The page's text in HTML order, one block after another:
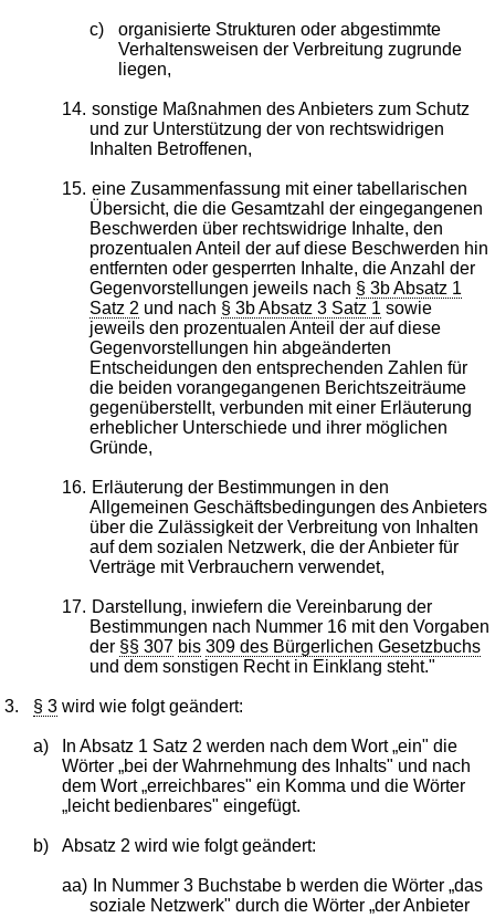
c)
organisierte Strukturen oder abgestimmte
Verhaltensweisen der Verbreitung zugrunde
liegen,
14. sonstige Maßnahmen des Anbieters zum Schutz
und zur Unterstützung der von rechtswidrigen
Inhalten Betroffenen,
15. eine Zusammenfassung mit einer tabellarischen
Übersicht, die die Gesamtzahl der eingegangenen
Beschwerden über rechtswidrige Inhalte, den
prozentualen Anteil der auf diese Beschwerden hin
entfernten oder gesperrten Inhalte, die Anzahl der
Gegenvorstellungen jeweils nach § 3b Absatz 1
Satz 2 und nach § 3b Absatz 3 Satz 1 sowie
jeweils den prozentualen Anteil der auf diese
Gegenvorstellungen hin abgeänderten
Entscheidungen den entsprechenden Zahlen für
die beiden vorangegangenen Berichtszeiträume
gegenüberstellt, verbunden mit einer Erläuterung
erheblicher Unterschiede und ihrer möglichen
Gründe,
16. Erläuterung der Bestimmungen in den
Allgemeinen Geschäftsbedingungen des Anbieters
über die Zulässigkeit der Verbreitung von Inhalten
auf dem sozialen Netzwerk, die der Anbieter für
Verträge mit Verbrauchern verwendet,
17. Darstellung, inwiefern die Vereinbarung der
Bestimmungen nach Nummer 16 mit den Vorgaben
der §§ 307 bis 309 des Bürgerlichen Gesetzbuchs
und dem sonstigen Recht in Einklang steht."
3. § 3 wird wie folgt geändert:
a)
In Absatz 1 Satz 2 werden nach dem Wort „ein" die
Wörter „bei der Wahrnehmung des Inhalts" und nach
dem Wort „erreichbares" ein Komma und die Wörter
„leicht bedienbares" eingefügt.
b) Absatz 2 wird wie folgt geändert:
aa)
In Nummer 3 Buchstabe b werden die Wörter „das
soziale Netzwerk" durch die Wörter „der Anbieter